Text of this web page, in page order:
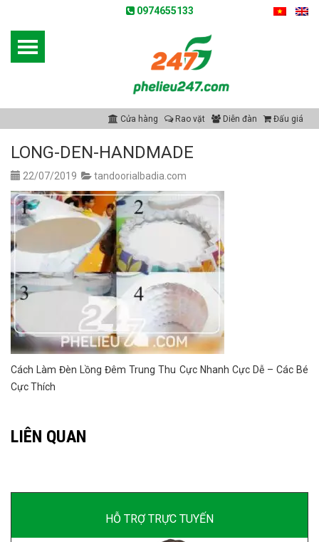
0974655133
Cửa hàng Rao vặt Diễn đàn Đấu giá
LONG-DEN-HANDMADE
22/07/2019 tandoorialbadia.com
Cách Làm Đèn Lồng Đêm Trung Thu Cực Nhanh Cực Dễ – Các Bé
Cực Thích
LIÊN QUAN
HỖ TRỢ TRỰC TUYẾN